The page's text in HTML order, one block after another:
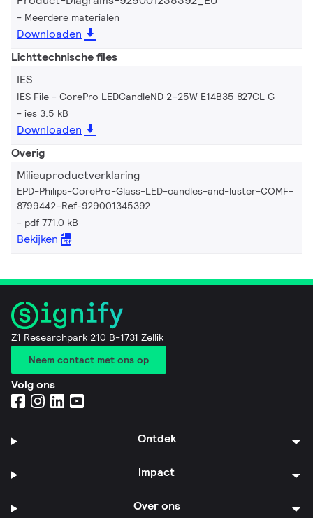
Meerdere materialen
Downloaden
Lichttechnische files
IES
IES File - CorePro LEDCandleND 2-25W E14B35 827CL G
ies 3.5 kB
Downloaden
Overig
Milieuproductverklaring
EPD-Philips-CorePro-Glass-LED-candles-and-luster-COMF-
8799442-Ref-929001345392
pdf 771.0 kB
Bekijken
Z1 Researchpark 210 B-1731 Zellik
Neem contact met ons op
Volg ons
Ontdek
Impact
Over ons